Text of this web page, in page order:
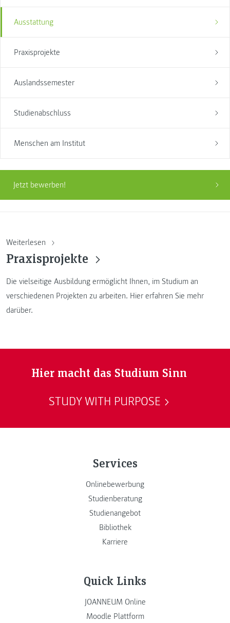
Ausstattung
Praxisprojekte
Auslandssemester
Studienabschluss
Menschen am Institut
Jetzt bewerben!
Weiterlesen
Praxisprojekte
Die vielseitige Ausbildung ermöglicht Ihnen, im Studium an
verschiedenen Projekten zu arbeiten. Hier erfahren Sie mehr
darüber.
Hier macht das Studium Sinn
STUDY WITH PURPOSE
Services
Onlinebewerbung
Studienberatung
Studienangebot
Bibliothek
Karriere
Quick Links
JOANNEUM Online
Moodle Plattform